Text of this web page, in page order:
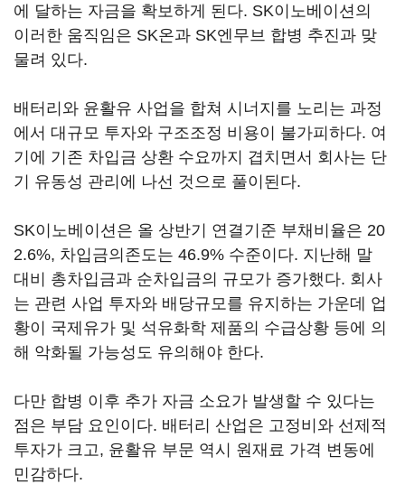
에 달하는 자금을 확보하게 된다. SK이노베이션의
이러한 움직임은 SK온과 SK엔무브 합병 추진과 맞
물려 있다.
배터리와 윤활유 사업을 합쳐 시너지를 노리는 과정
에서 대규모 투자와 구조조정 비용이 불가피하다. 여
기에 기존 차입금 상환 수요까지 겹치면서 회사는 단
기 유동성 관리에 나선 것으로 풀이된다.
SK이노베이션은 올 상반기 연결기준 부채비율은 20
2.6%, 차입금의존도는 46.9% 수준이다. 지난해 말
대비 총차입금과 순차입금의 규모가 증가했다. 회사
는 관련 사업 투자와 배당규모를 유지하는 가운데 업
황이 국제유가 및 석유화학 제품의 수급상황 등에 의
해 악화될 가능성도 유의해야 한다.
다만 합병 이후 추가 자금 소요가 발생할 수 있다는
점은 부담 요인이다. 배터리 산업은 고정비와 선제적
투자가 크고, 윤활유 부문 역시 원재료 가격 변동에
민감하다.